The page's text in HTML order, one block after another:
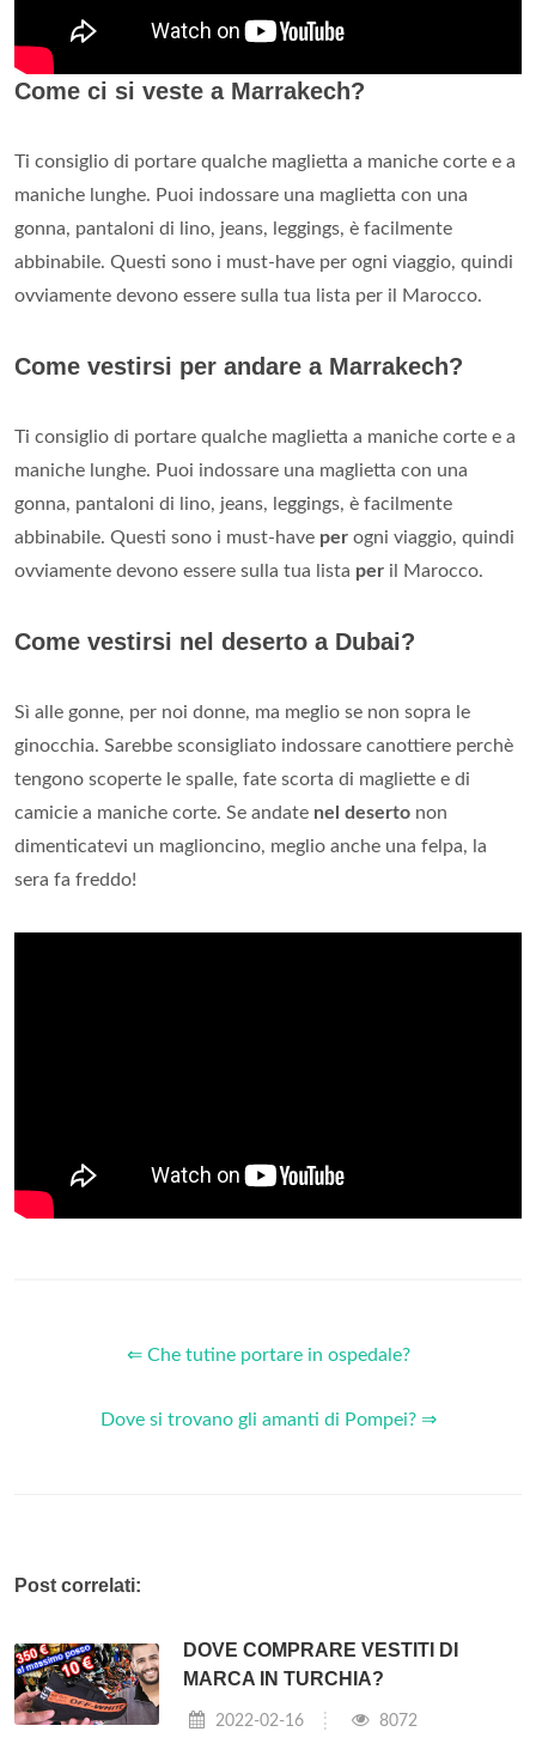
Come ci si veste a Marrakech?
Ti consiglio di portare qualche maglietta a maniche corte e a
maniche lunghe. Puoi indossare una maglietta con una
gonna, pantaloni di lino, jeans, leggings, è facilmente
abbinabile. Questi sono i must-have per ogni viaggio, quindi
ovviamente devono essere sulla tua lista per il Marocco.
Come vestirsi per andare a Marrakech?
Ti consiglio di portare qualche maglietta a maniche corte e a
maniche lunghe. Puoi indossare una maglietta con una
gonna, pantaloni di lino, jeans, leggings, è facilmente
abbinabile. Questi sono i must-have per ogni viaggio, quindi
ovviamente devono essere sulla tua lista per il Marocco.
Come vestirsi nel deserto a Dubai?
Sì alle gonne, per noi donne, ma meglio se non sopra le
ginocchia. Sarebbe sconsigliato indossare canottiere perchè
tengono scoperte le spalle, fate scorta di magliette e di
camicie a maniche corte. Se andate nel deserto non
dimenticatevi un maglioncino, meglio anche una felpa, la
sera fa freddo!
⇐ Che tutine portare in ospedale?
Dove si trovano gli amanti di Pompei? ⇒
Post correlati:
DOVE COMPRARE VESTITI DI
MARCA IN TURCHIA?
2022-02-16 8072